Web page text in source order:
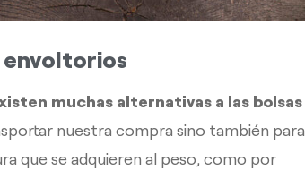
envoltorios
muchas alternativas a las bolsas
nuestra compra sino también para
que se adquieren al peso, como por